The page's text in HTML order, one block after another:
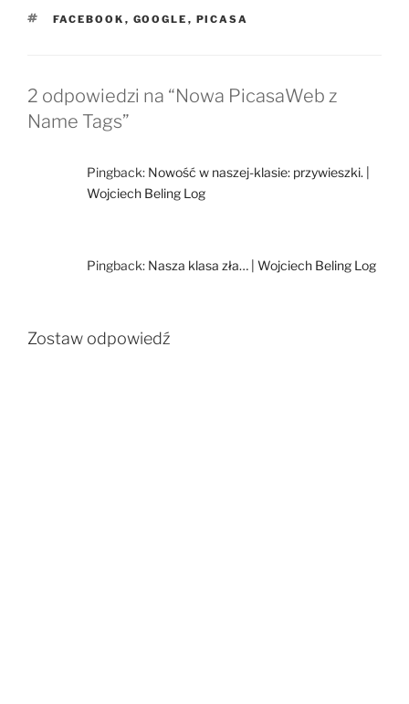
TAGI
FACEBOOK , GOOGLE , PICASA
2 odpowiedzi na “Nowa PicasaWeb z
Name Tags”
Pingback: Nowość w naszej-klasie: przywieszki. |
Wojciech Beling Log
Pingback: Nasza klasa zła… | Wojciech Beling Log
Zostaw odpowiedź